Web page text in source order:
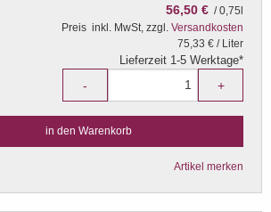
56,50 € / 0,75l
Preis inkl. MwSt, zzgl. Versandkosten
75,33 € / Liter
Lieferzeit 1-5 Werktage*
- +
in den Warenkorb
Artikel merken